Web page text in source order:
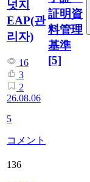
넛지
EAP(관
리자)
16
3
2
26.08.06
5
コメント
証明資
料管理
基準
[5]
136